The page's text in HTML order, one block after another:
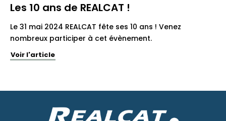
Les 10 ans de REALCAT !
Le 31 mai 2024 REALCAT fête ses 10 ans ! Venez
nombreux participer à cet évènement.
Voir l'article